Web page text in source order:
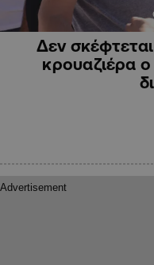
Δεν
κρουαζιέρα